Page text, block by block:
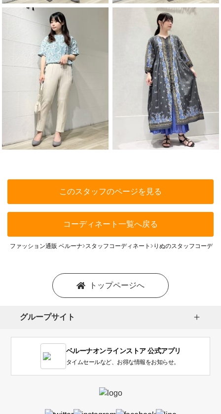
このスタッフのページを見る
コーディネート一覧へ戻る
ファッション通販 ベルーナ スタッフコーディネート りぬのスタッフコーディ
トップページへ
グループサイト
ベルーナオンラインストア 公式アプリ
タイムセールなど、お得な情報をお知らせ。